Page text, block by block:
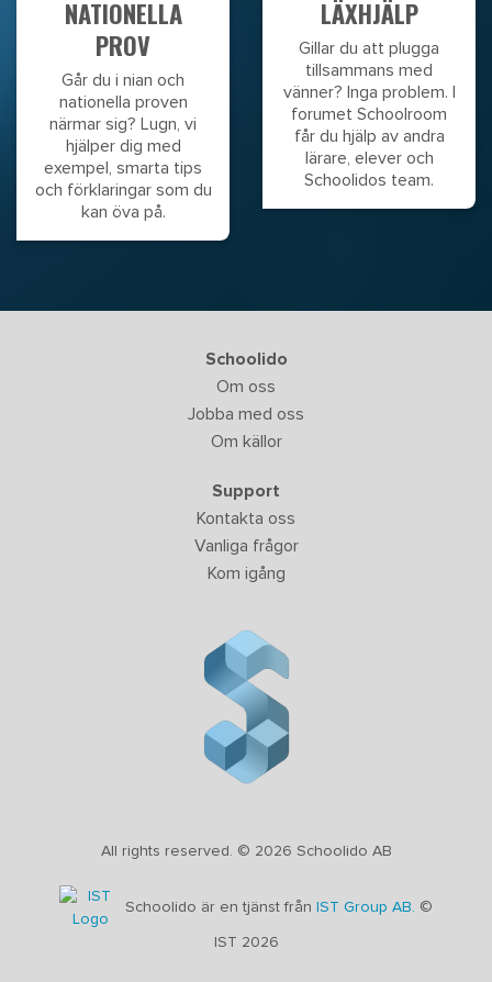
NATIONELLA
PROV
Går du i nian och
nationella proven
närmar sig? Lugn, vi
hjälper dig med
exempel, smarta tips
och förklaringar som du
kan öva på.
LÄXHJÄLP
Gillar du att plugga
tillsammans med
vänner? Inga problem. I
forumet Schoolroom
får du hjälp av andra
lärare, elever och
Schoolidos team.
Schoolido
Om oss
Jobba med oss
Om källor
Support
Kontakta oss
Vanliga frågor
Kom igång
All rights reserved. © 2026 Schoolido AB
Schoolido är en tjänst från IST Group AB. ©
IST 2026